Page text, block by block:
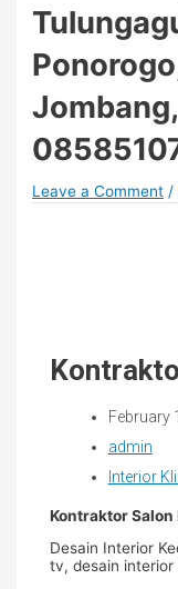
Leave a Comment /
February
admin
Interior
Kontraktor
Desain Interior
tv, desain interior